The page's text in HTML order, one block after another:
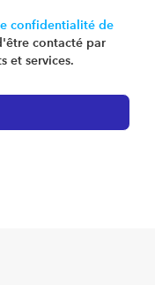
confidentialité de
contacté par
et services.